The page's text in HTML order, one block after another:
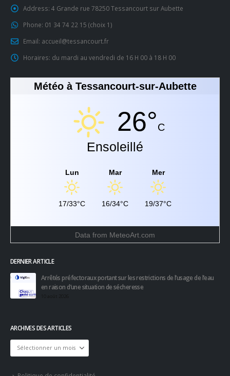
Address: 4 Grande rue 78250 Tessancourt sur Aubette
Phone: 01 34 74 22 15 (choix 1)
Email: accueil@tessancourt.fr
Horaires: du mardi au vendredi de 16 H 00 à 18 H 00
Météo à Tessancourt-sur-Aubette
26°C
Ensoleillé
Lun
17/33°C
Mar
16/34°C
Mer
19/37°C
Data from MeteoArt.com
DERNIER ARTICLE
Arrêtés préfectoraux portant sur les restrictions de l’usage de l’eau
en raison d’une situation de sécheresse
ARCHIVES DES ARTICLES
des
Politique de confidentialité